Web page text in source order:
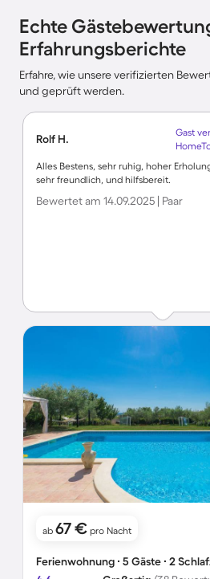
Echte
Erfahrungsberichte
Erfahre, wie unsere verifizierten
und geprüft werden.
Rolf H.
Gast
Alles Bestens, sehr ruhig, hoher
sehr freundlich, und hilfsbereit.
Bewertet am 14.09.2025 | Paar
ab 67 € pro Nacht
Ferienwohnung ∙ 5 Gäste ∙ 2